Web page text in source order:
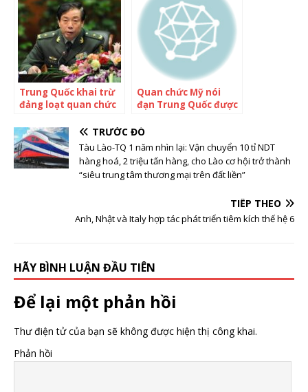
Trung Quốc khai trừ
đảng loạt quan chức
Quan chức Mỹ nói
đạn Trung Quốc được
TRƯỚC ĐÓ
Tàu Lào-TQ 1 năm nhìn lại: Vận chuyển 10 tỉ NDT
hàng hoá, 2 triệu tấn hàng, cho Lào cơ hội trở thành
“siêu trung tâm thương mại trên đất liền”
TIẾP THEO
Anh, Nhật và Italy hợp tác phát triển tiêm kích thế hệ 6
HÃY BÌNH LUẬN ĐẦU TIÊN
Để lại một phản hồi
Thư điện tử của bạn sẽ không được hiện thị công khai.
Phản hồi